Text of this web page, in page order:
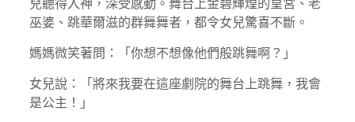
兒聽得入神，深受感動。舞台上金碧輝煌的皇宮、老
巫婆、跳華爾滋的群舞舞者，都令女兒驚喜不斷。
媽媽微笑著問：「你想不想像他們般跳舞啊？」
女兒說：「將來我要在這座劇院的舞台上跳舞，我會
是公主！」